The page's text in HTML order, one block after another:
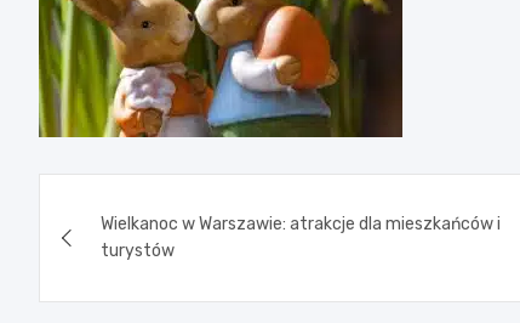
wpisu
Wielkanoc w Warszawie: atrakcje dla mieszkańców i
turystów